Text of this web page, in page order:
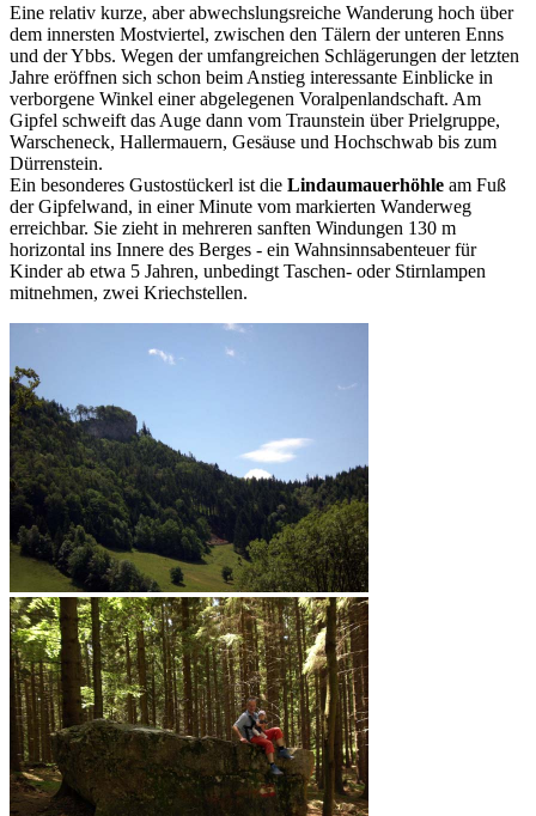
Eine relativ kurze, aber abwechslungsreiche Wanderung hoch über
dem innersten Mostviertel, zwischen den Tälern der unteren Enns
und der Ybbs. Wegen der umfangreichen Schlägerungen der letzten
Jahre eröffnen sich schon beim Anstieg interessante Einblicke in
verborgene Winkel einer abgelegenen Voralpenlandschaft. Am
Gipfel schweift das Auge dann vom Traunstein über Prielgruppe,
Warscheneck, Hallermauern, Gesäuse und Hochschwab bis zum
Dürrenstein.
Ein besonderes Gustostückerl ist die Lindaumauerhöhle am Fuß
der Gipfelwand, in einer Minute vom markierten Wanderweg
erreichbar. Sie zieht in mehreren sanften Windungen 130 m
horizontal ins Innere des Berges - ein Wahnsinnsabenteuer für
Kinder ab etwa 5 Jahren, unbedingt Taschen- oder Stirnlampen
mitnehmen, zwei Kriechstellen.